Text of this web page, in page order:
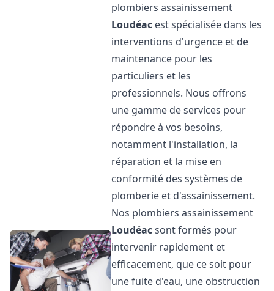
plombiers assainissement
Loudéac est spécialisée dans les
interventions d'urgence et de
maintenance pour les
particuliers et les
professionnels. Nous offrons
une gamme de services pour
répondre à vos besoins,
notamment l'installation, la
réparation et la mise en
conformité des systèmes de
plomberie et d'assainissement.
Nos plombiers assainissement
Loudéacsont formés pour
intervenir rapidement et
efficacement, que ce soit pour
une fuite d'eau, une obstruction